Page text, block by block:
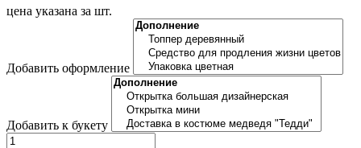
цена указана за шт.
Добавить оформление
Добавить к букету